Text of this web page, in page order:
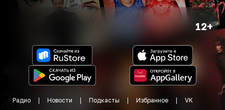
12+
Радио Новости Подкасты Избранное
VK